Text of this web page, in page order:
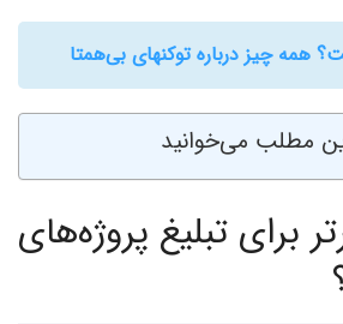
مطلب می‌خوانید
برای تبلیغ پروژه‌های